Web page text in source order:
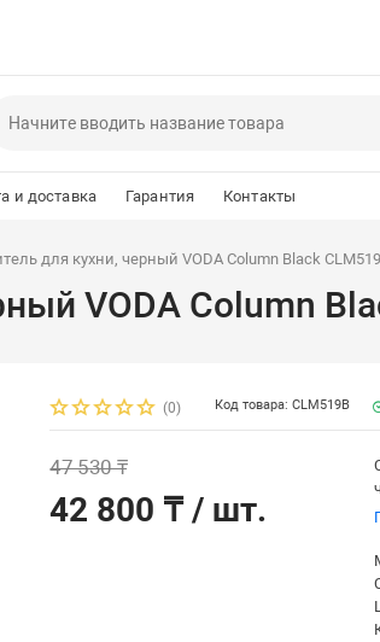
и доставка Гарантия Контакты
для кухни, черный VODA Column Black
VODA Column
(0) Код товара: CLM519B
47 530 ₸
42 800 ₸/ шт.